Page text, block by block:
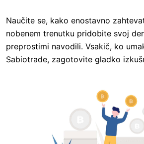
Naučite se, kako enostavno
nobenem trenutku pridobite svoj
preprostimi navodili. Vsakič, ko
Sabiotrade, zagotovite gladko